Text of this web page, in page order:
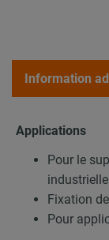
Information
Applications
Pour le
industrielle
Fixation
Pour